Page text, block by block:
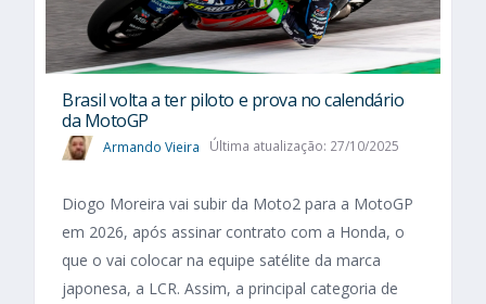
Brasil volta a ter piloto e prova no calendário
da MotoGP
Armando Vieira Última atualização: 27/10/2025
Diogo Moreira vai subir da Moto2 para a MotoGP
em 2026, após assinar contrato com a Honda, o
que o vai colocar na equipe satélite da marca
japonesa, a LCR. Assim, a principal categoria de